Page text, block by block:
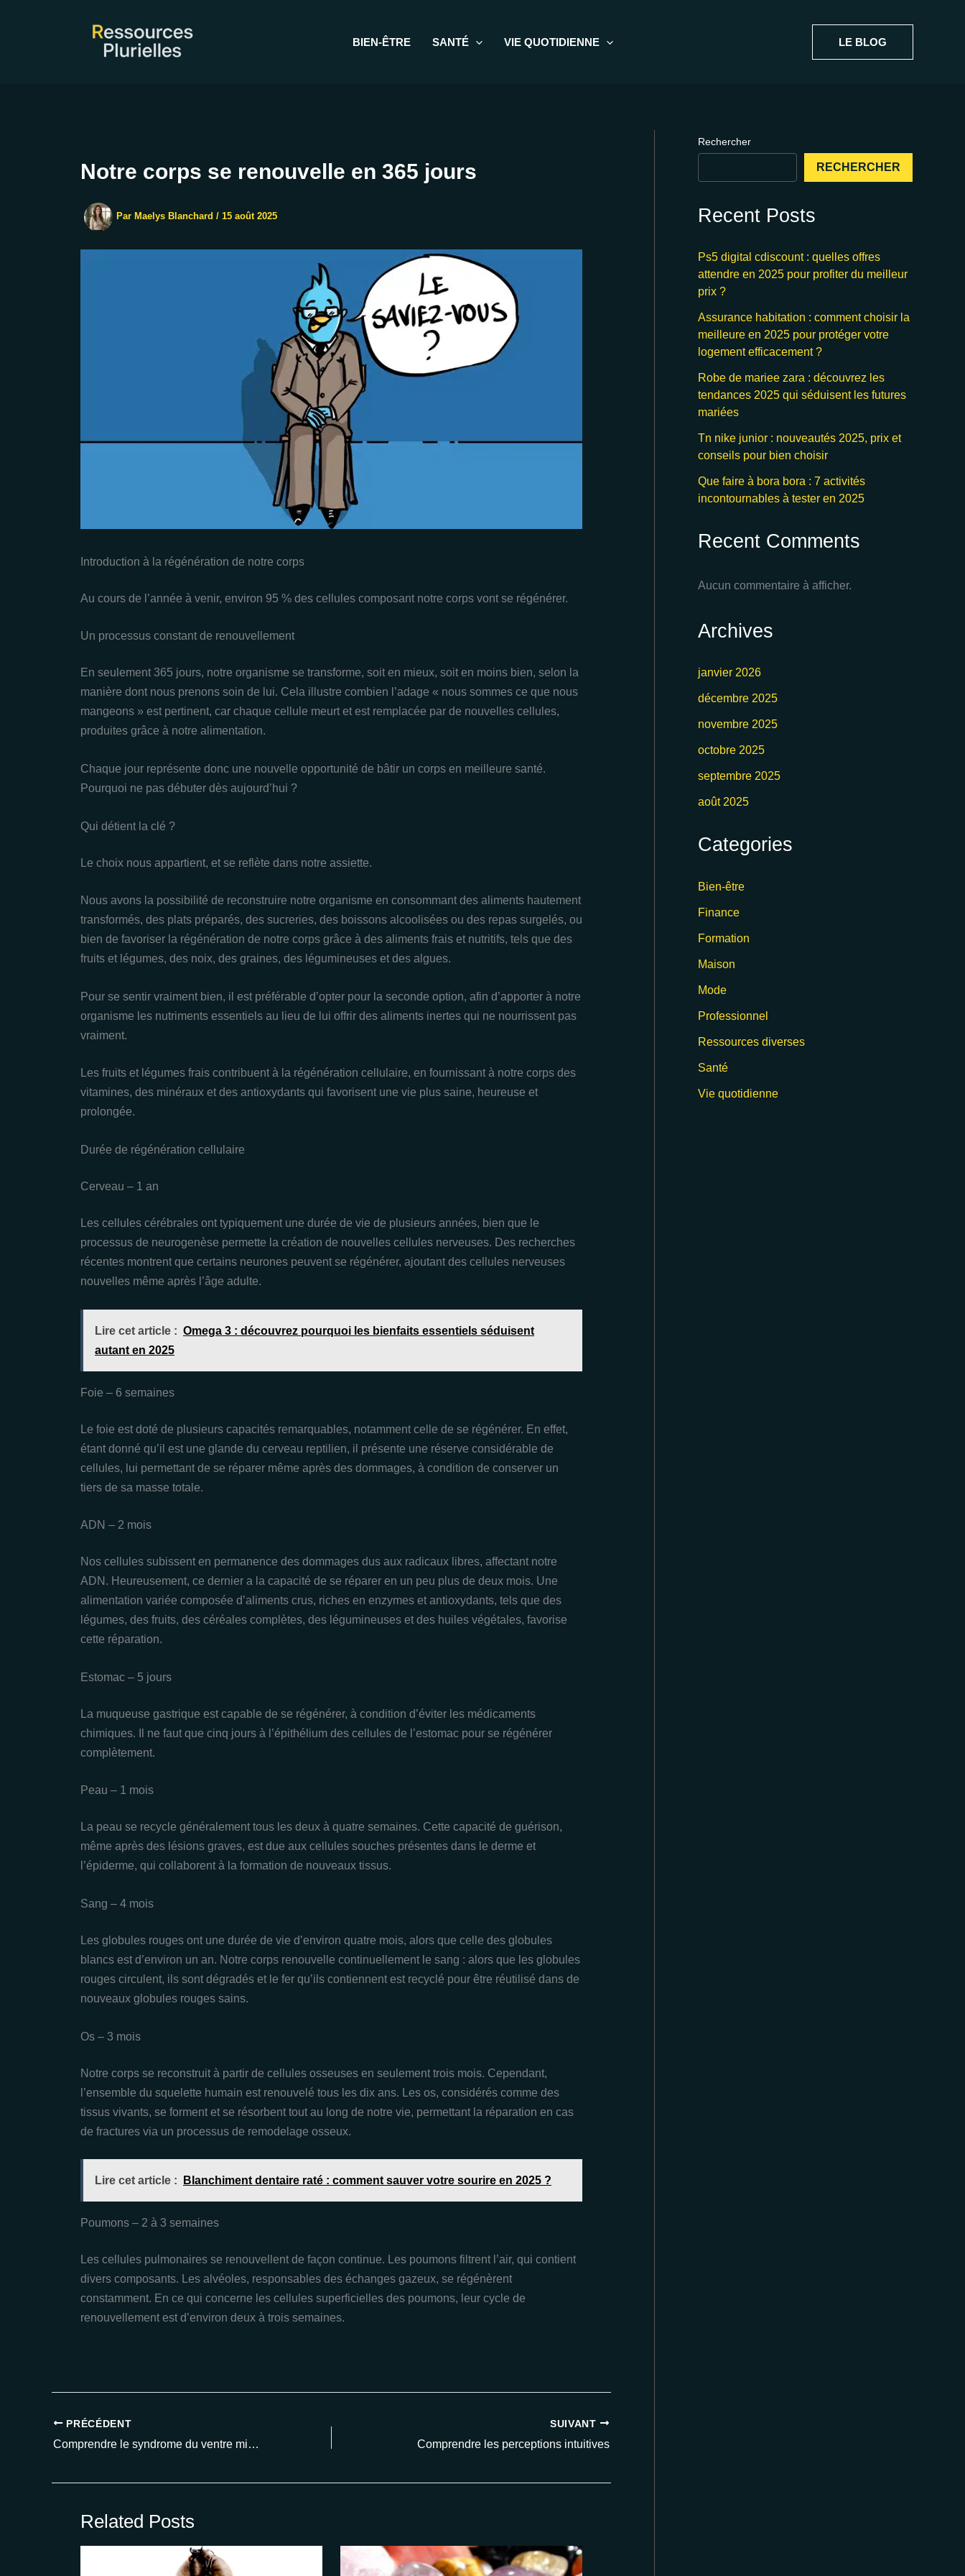
BIEN-ÊTRE SANTÉ VIE QUOTIDIENNE LE BLOG
Notre corps se renouvelle en 365 jours
Par Maelys Blanchard / 15 août 2025
Introduction à la régénération de notre corps
Au cours de l’année à venir, environ 95 % des cellules composant notre corps vont se régénérer.
Un processus constant de renouvellement
En seulement 365 jours, notre organisme se transforme, soit en mieux, soit en moins bien, selon la
manière dont nous prenons soin de lui. Cela illustre combien l’adage « nous sommes ce que nous
mangeons » est pertinent, car chaque cellule meurt et est remplacée par de nouvelles cellules,
produites grâce à notre alimentation.
Chaque jour représente donc une nouvelle opportunité de bâtir un corps en meilleure santé.
Pourquoi ne pas débuter dès aujourd’hui ?
Qui détient la clé ?
Le choix nous appartient, et se reflète dans notre assiette.
Nous avons la possibilité de reconstruire notre organisme en consommant des aliments hautement
transformés, des plats préparés, des sucreries, des boissons alcoolisées ou des repas surgelés, ou
bien de favoriser la régénération de notre corps grâce à des aliments frais et nutritifs, tels que des
fruits et légumes, des noix, des graines, des légumineuses et des algues.
Pour se sentir vraiment bien, il est préférable d’opter pour la seconde option, afin d’apporter à notre
organisme les nutriments essentiels au lieu de lui offrir des aliments inertes qui ne nourrissent pas
vraiment.
Les fruits et légumes frais contribuent à la régénération cellulaire, en fournissant à notre corps des
vitamines, des minéraux et des antioxydants qui favorisent une vie plus saine, heureuse et
prolongée.
Durée de régénération cellulaire
Cerveau – 1 an
Les cellules cérébrales ont typiquement une durée de vie de plusieurs années, bien que le
processus de neurogenèse permette la création de nouvelles cellules nerveuses. Des recherches
récentes montrent que certains neurones peuvent se régénérer, ajoutant des cellules nerveuses
nouvelles même après l’âge adulte.
Lire cet article : Omega 3 : découvrez pourquoi les bienfaits essentiels séduisent
autant en 2025
Foie – 6 semaines
Le foie est doté de plusieurs capacités remarquables, notamment celle de se régénérer. En effet,
étant donné qu’il est une glande du cerveau reptilien, il présente une réserve considérable de
cellules, lui permettant de se réparer même après des dommages, à condition de conserver un
tiers de sa masse totale.
ADN – 2 mois
Nos cellules subissent en permanence des dommages dus aux radicaux libres, affectant notre
ADN. Heureusement, ce dernier a la capacité de se réparer en un peu plus de deux mois. Une
alimentation variée composée d’aliments crus, riches en enzymes et antioxydants, tels que des
légumes, des fruits, des céréales complètes, des légumineuses et des huiles végétales, favorise
cette réparation.
Estomac – 5 jours
La muqueuse gastrique est capable de se régénérer, à condition d’éviter les médicaments
chimiques. Il ne faut que cinq jours à l’épithélium des cellules de l’estomac pour se régénérer
complètement.
Peau – 1 mois
La peau se recycle généralement tous les deux à quatre semaines. Cette capacité de guérison,
même après des lésions graves, est due aux cellules souches présentes dans le derme et
l’épiderme, qui collaborent à la formation de nouveaux tissus.
Sang – 4 mois
Les globules rouges ont une durée de vie d’environ quatre mois, alors que celle des globules
blancs est d’environ un an. Notre corps renouvelle continuellement le sang : alors que les globules
rouges circulent, ils sont dégradés et le fer qu’ils contiennent est recyclé pour être réutilisé dans de
nouveaux globules rouges sains.
Os – 3 mois
Notre corps se reconstruit à partir de cellules osseuses en seulement trois mois. Cependant,
l’ensemble du squelette humain est renouvelé tous les dix ans. Les os, considérés comme des
tissus vivants, se forment et se résorbent tout au long de notre vie, permettant la réparation en cas
de fractures via un processus de remodelage osseux.
Lire cet article : Blanchiment dentaire raté : comment sauver votre sourire en 2025 ?
Poumons – 2 à 3 semaines
Les cellules pulmonaires se renouvellent de façon continue. Les poumons filtrent l’air, qui contient
divers composants. Les alvéoles, responsables des échanges gazeux, se régénèrent
constamment. En ce qui concerne les cellules superficielles des poumons, leur cycle de
renouvellement est d’environ deux à trois semaines.
PRÉCÉDENT
Comprendre le syndrome du ventre miroir et ses angoisses
SUIVANT
Comprendre les perceptions intuitives
Related Posts
Rechercher
RECHERCHER
Recent Posts
Ps5 digital cdiscount : quelles offres
attendre en 2025 pour profiter du meilleur
prix ?
Assurance habitation : comment choisir la
meilleure en 2025 pour protéger votre
logement efficacement ?
Robe de mariee zara : découvrez les
tendances 2025 qui séduisent les futures
mariées
Tn nike junior : nouveautés 2025, prix et
conseils pour bien choisir
Que faire à bora bora : 7 activités
incontournables à tester en 2025
Recent Comments
Aucun commentaire à afficher.
Archives
janvier 2026
décembre 2025
novembre 2025
octobre 2025
septembre 2025
août 2025
Categories
Bien-être
Finance
Formation
Maison
Mode
Professionnel
Ressources diverses
Santé
Vie quotidienne